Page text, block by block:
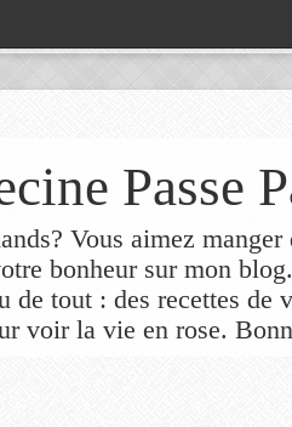
Passe
Vous aimez
bonheur sur mon
de tout : des recettes de
voir la vie en rose.